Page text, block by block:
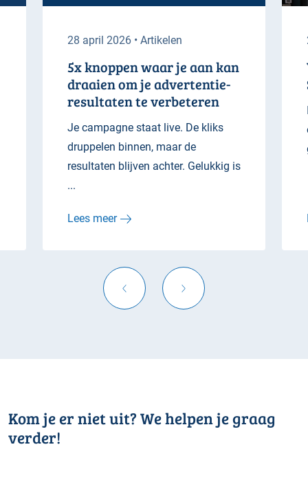
28 april 2026 • Artikelen
5x knoppen waar je aan kan
draaien om je advertentie-
resultaten te verbeteren
Je campagne staat live. De kliks
druppelen binnen, maar de
resultaten blijven achter. Gelukkig is
...
Lees meer
Kom je er niet uit? We helpen je graag
verder!